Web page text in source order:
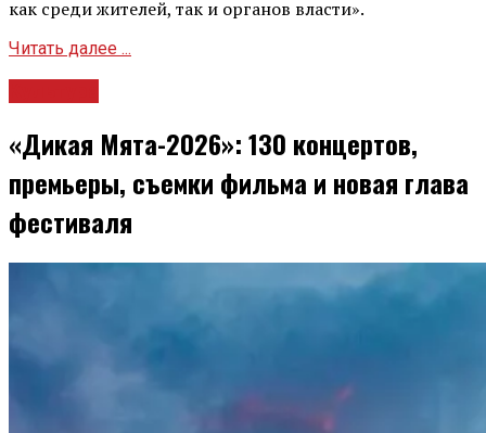
как среди жителей, так и органов власти».
Читать далее ...
«Дикая Мята-2026»: 130 концертов,
премьеры, съемки фильма и новая глава
фестиваля